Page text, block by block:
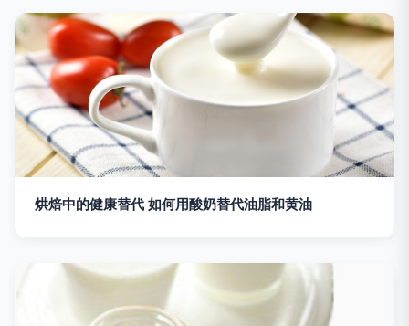
烘焙中的健康替代 如何用酸奶替代油脂和黄油